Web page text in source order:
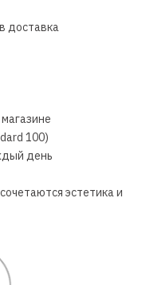
доставка
100)
день
эстетика и